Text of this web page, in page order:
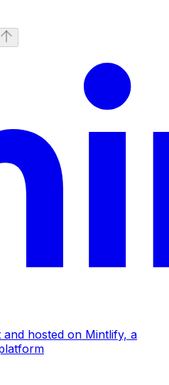
hosted on Mintlify, a